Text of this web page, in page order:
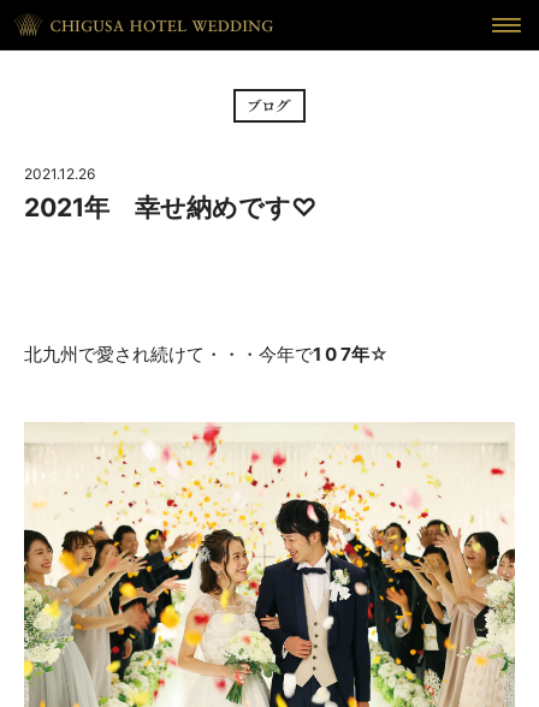
CEREMONY
REPORT
ウェディング・レポート
DRESS
ドレス
BLOG
ブログ
PLAN
プラン
ACCESS
アクセス
CONTACT
お問い合わせ
093-671-1131
平日 11:00-19:00（火曜定休） / 土日 10:00-19:00
2021.12.26
2021年 幸せ納めです♡
北九州で愛され続けて・・・今年で1 0 7年☆